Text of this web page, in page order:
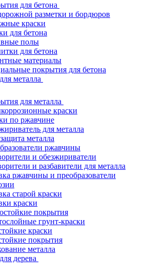
для бетона
разметки и бордюров
краски
для бетона
полы
для бетона
материалы
покрытия для бетона
металла
для металла
краски
по ржавчине
для металла
металла
ржавчины
и обезжириватели
и разбавители для металла
ржавчины и преобразователи
старой краски
краски
покрытия
грунт-краски
краски
покрытия
металла
дерева